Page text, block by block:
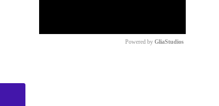
Powered by GliaStudios